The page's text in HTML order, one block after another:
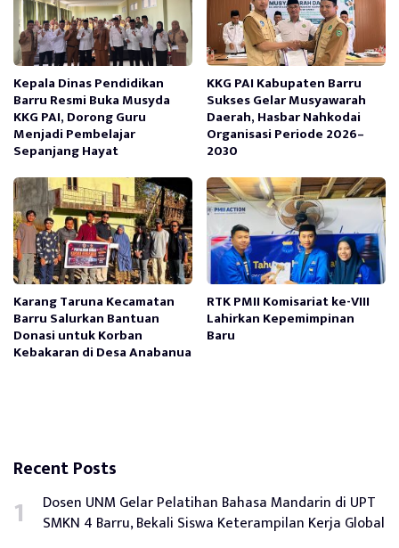
Kepala Dinas Pendidikan
Barru Resmi Buka Musyda
KKG PAI, Dorong Guru
Menjadi Pembelajar
Sepanjang Hayat
KKG PAI Kabupaten Barru
Sukses Gelar Musyawarah
Daerah, Hasbar Nahkodai
Organisasi Periode 2026–
2030
Karang Taruna Kecamatan
Barru Salurkan Bantuan
Donasi untuk Korban
Kebakaran di Desa Anabanua
RTK PMII Komisariat ke-VIII
Lahirkan Kepemimpinan
Baru
Recent Posts
Dosen UNM Gelar Pelatihan Bahasa Mandarin di UPT
SMKN 4 Barru, Bekali Siswa Keterampilan Kerja Global